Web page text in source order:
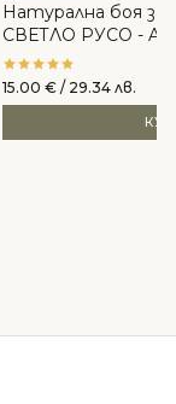
Натурална боя
СВЕТЛО РУСО -
15.00 € / 29.34 лв.